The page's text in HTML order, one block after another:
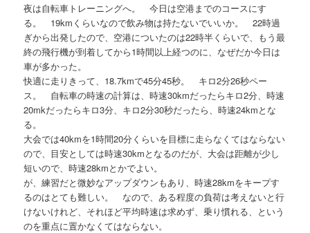
夜は自転車トレーニングへ。 今日は空港までのコースにす
る。 19kmくらいなので飲み物は持たないでいいか。 22時過
ぎから出発したので、空港についたのは22時半くらいで、もう最
終の飛行機が到着してから1時間以上経つのに、なぜだか今日は
車が多かった。
快適に走りきって、18.7kmで45分45秒。 キロ2分26秒ペー
ス。 自転車の時速の計算は、時速30kmだったらキロ2分、時速
20mkだったらキロ3分、キロ2分30秒だったら、時速24kmとな
る。
大会では40kmを1時間20分くらいを目標に走らなくてはならない
ので、目安としては時速30kmとなるのだが、大会は距離が少し
短いので、時速28kmとかでよい。
が、練習だと微妙なアップダウンもあり、時速28kmをキープす
るのはとても難しい。 なので、ある程度の負荷は考えないと行
けないけれど、それほど平均時速は求めず、乗り慣れる、という
のを重点に置かなくてはならない。